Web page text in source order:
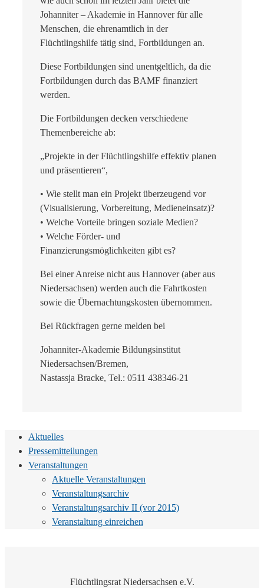
Johanniter – Akademie in Hannover für alle
Menschen, die ehrenamtlich in der
Flüchtlingshilfe tätig sind, Fortbildungen an.
Diese Fortbildungen sind unentgeltlich, da die
Fortbildungen durch das BAMF finanziert
werden.
Die Fortbildungen decken verschiedene
Themenbereiche ab:
„Projekte in der Flüchtlingshilfe effektiv planen
und präsentieren“,
• Wie stellt man ein Projekt überzeugend vor
(Visualisierung, Vorbereitung, Medieneinsatz)?
• Welche Vorteile bringen soziale Medien?
• Welche Förder- und
Finanzierungsmöglichkeiten gibt es?
Bei einer Anreise nicht aus Hannover (aber aus
Niedersachsen) werden auch die Fahrtkosten
sowie die Übernachtungskosten übernommen.
Bei Rückfragen gerne melden bei
Johanniter-Akademie Bildungsinstitut
Niedersachsen/Bremen,
Nastassja Bracke, Tel.: 0511 438346-21
Aktuelles
Pressemitteilungen
Veranstaltungen
Aktuelle Veranstaltungen
Veranstaltungsarchiv
Veranstaltungsarchiv II (vor 2015)
Veranstaltung einreichen
Flüchtlingsrat Niedersachsen e.V.